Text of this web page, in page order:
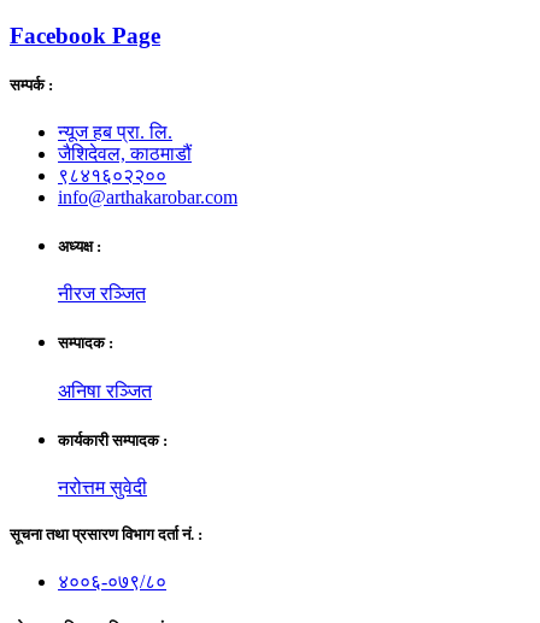
Facebook Page
सम्पर्क :
न्यूज हब प्रा. लि.
जैशिदेवल, काठमाडौं
९८४१६०२२००
info@arthakarobar.com
अध्यक्ष :
नीरज रञ्जित
सम्पादक :
अनिषा रञ्जित
कार्यकारी सम्पादक :
नरोत्तम सुवेदी
सूचना तथा प्रसारण विभाग दर्ता नं. :
४००६-०७९/८०